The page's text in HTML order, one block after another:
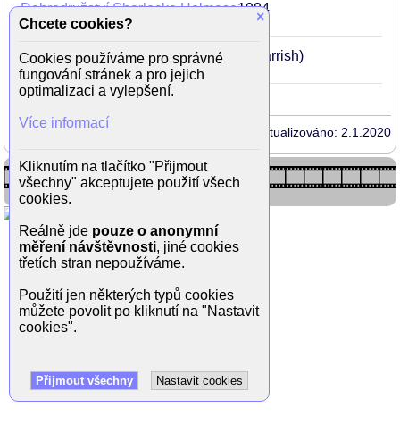
Dobrodružství Sherlocka Holmese1984
50
(Sherlock Holmes)
Dotek medúzy1978 44 (Edward Parrish)
Aktualizováno: 2.1.2020
×
Chcete cookies?
Cookies používáme pro správné
fungování stránek a pro jejich
optimalizaci a vylepšení.
Více informací
Kliknutím na tlačítko "Přijmout
všechny" akceptujete použití všech
cookies.
Reálně jde pouze o anonymní
měření návštěvnosti, jiné cookies
třetích stran nepoužíváme.
Použití jen některých typů cookies
můžete povolit po kliknutí na "Nastavit
cookies".
Přijmout všechny Nastavit cookies